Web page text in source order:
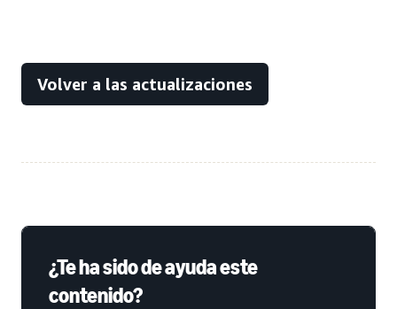
Volver a las actualizaciones
¿Te ha sido de ayuda este
contenido?